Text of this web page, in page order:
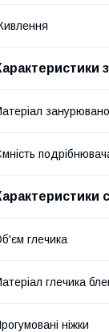
глечика
глечика
ніжки